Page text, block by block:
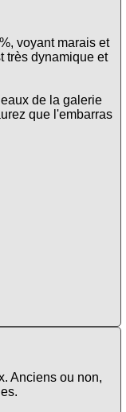
voyant marais et
très dynamique et
de la galerie
que l'embarras
Anciens ou non,